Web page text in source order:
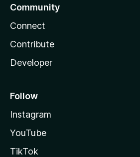
Community
Connect
Contribute
Developer
Follow
Instagram
YouTube
TikTok